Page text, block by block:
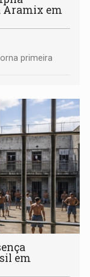
Aramix em
primeira
em